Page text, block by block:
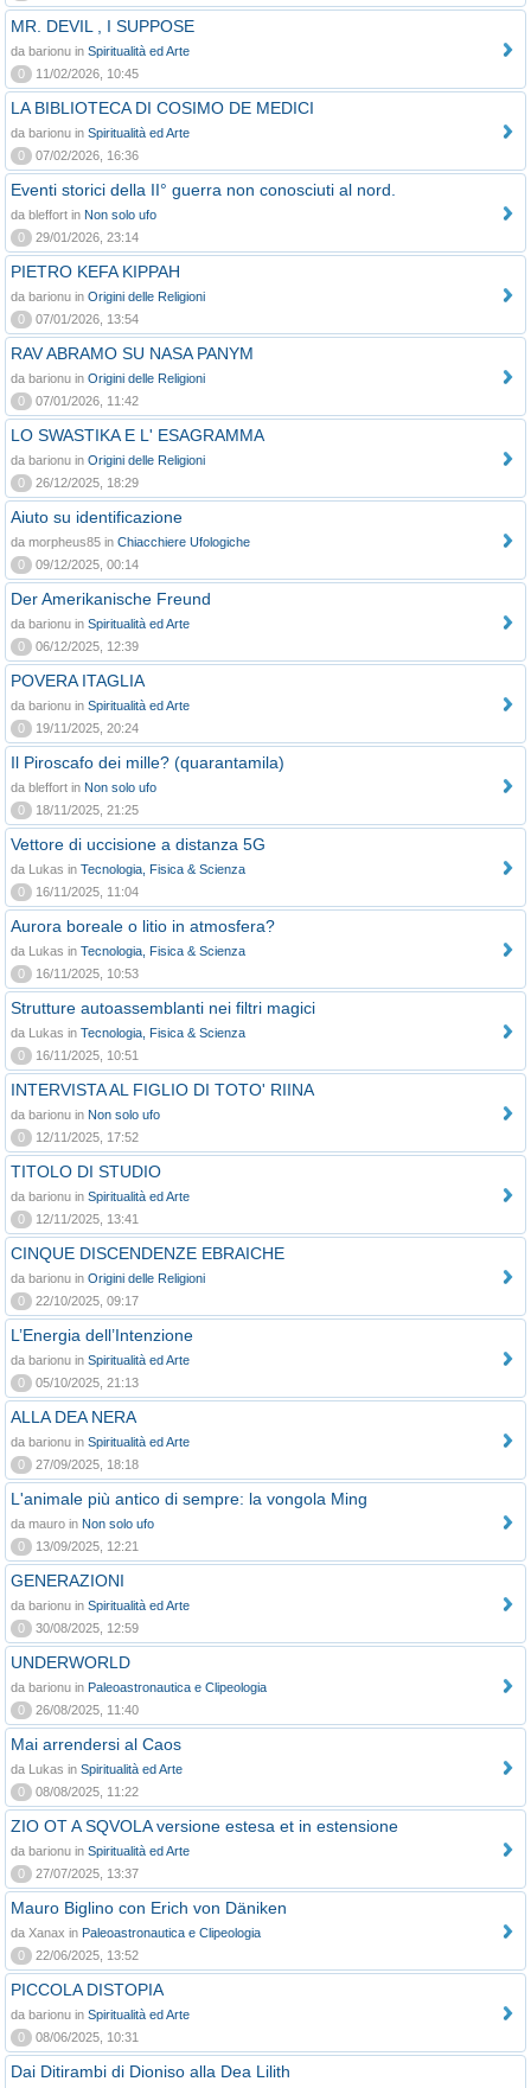
MR. DEVIL , I SUPPOSE
da barionu in Spiritualità ed Arte
0
11/02/2026, 10:45
LA BIBLIOTECA DI COSIMO DE MEDICI
da barionu in Spiritualità ed Arte
0
07/02/2026, 16:36
Eventi storici della II° guerra non conosciuti al nord.
da bleffort in Non solo ufo
0
29/01/2026, 23:14
PIETRO KEFA KIPPAH
da barionu in Origini delle Religioni
0
07/01/2026, 13:54
RAV ABRAMO SU NASA PANYM
da barionu in Origini delle Religioni
0
07/01/2026, 11:42
LO SWASTIKA E L' ESAGRAMMA
da barionu in Origini delle Religioni
0
26/12/2025, 18:29
Aiuto su identificazione
da morpheus85 in Chiacchiere Ufologiche
0
09/12/2025, 00:14
Der Amerikanische Freund
da barionu in Spiritualità ed Arte
0
06/12/2025, 12:39
POVERA ITAGLIA
da barionu in Spiritualità ed Arte
0
19/11/2025, 20:24
Il Piroscafo dei mille? (quarantamila)
da bleffort in Non solo ufo
0
18/11/2025, 21:25
Vettore di uccisione a distanza 5G
da Lukas in Tecnologia, Fisica & Scienza
0
16/11/2025, 11:04
Aurora boreale o litio in atmosfera?
da Lukas in Tecnologia, Fisica & Scienza
0
16/11/2025, 10:53
Strutture autoassemblanti nei filtri magici
da Lukas in Tecnologia, Fisica & Scienza
0
16/11/2025, 10:51
INTERVISTA AL FIGLIO DI TOTO' RIINA
da barionu in Non solo ufo
0
12/11/2025, 17:52
TITOLO DI STUDIO
da barionu in Spiritualità ed Arte
0
12/11/2025, 13:41
CINQUE DISCENDENZE EBRAICHE
da barionu in Origini delle Religioni
0
22/10/2025, 09:17
L’Energia dell’Intenzione
da barionu in Spiritualità ed Arte
0
05/10/2025, 21:13
ALLA DEA NERA
da barionu in Spiritualità ed Arte
0
27/09/2025, 18:18
L'animale più antico di sempre: la vongola Ming
da mauro in Non solo ufo
0
13/09/2025, 12:21
GENERAZIONI
da barionu in Spiritualità ed Arte
0
30/08/2025, 12:59
UNDERWORLD
da barionu in Paleoastronautica e Clipeologia
0
26/08/2025, 11:40
Mai arrendersi al Caos
da Lukas in Spiritualità ed Arte
0
08/08/2025, 11:22
ZIO OT A SQVOLA versione estesa et in estensione
da barionu in Spiritualità ed Arte
0
27/07/2025, 13:37
Mauro Biglino con Erich von Däniken
da Xanax in Paleoastronautica e Clipeologia
0
22/06/2025, 13:52
PICCOLA DISTOPIA
da barionu in Spiritualità ed Arte
0
08/06/2025, 10:31
Dai Ditirambi di Dioniso alla Dea Lilith